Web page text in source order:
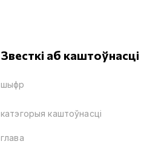
Звесткі аб каштоўнасці
шыфр
катэгорыя каштоўнасці
глава